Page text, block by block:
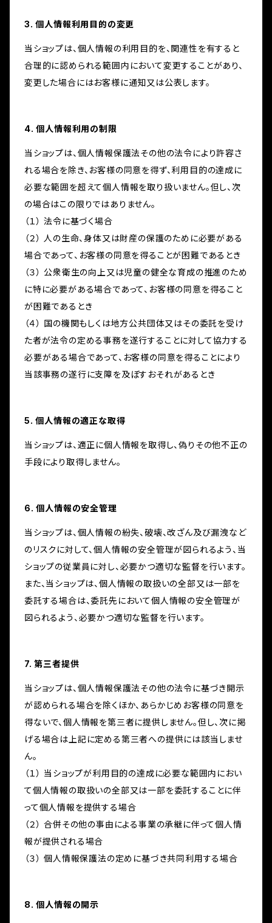
3. 個人情報利用目的の変更
当ショップは、個人情報の利用目的を、関連性を有すると
合理的に認められる範囲内において変更することがあり、
変更した場合にはお客様に通知又は公表します。
4. 個人情報利用の制限
当ショップは、個人情報保護法その他の法令により許容さ
れる場合を除き、お客様の同意を得ず、利用目的の達成に
必要な範囲を超えて個人情報を取り扱いません。但し、次
の場合はこの限りではありません。
（１） 法令に基づく場合
（２） 人の生命、身体又は財産の保護のために必要がある
場合であって、お客様の同意を得ることが困難であるとき
（３） 公衆衛生の向上又は児童の健全な育成の推進のため
に特に必要がある場合であって、お客様の同意を得ること
が困難であるとき
（４） 国の機関もしくは地方公共団体又はその委託を受け
た者が法令の定める事務を遂行することに対して協力する
必要がある場合であって、お客様の同意を得ることにより
当該事務の遂行に支障を及ぼすおそれがあるとき
5. 個人情報の適正な取得
当ショップは、適正に個人情報を取得し、偽りその他不正の
手段により取得しません。
6. 個人情報の安全管理
当ショップは、個人情報の紛失、破壊、改ざん及び漏洩など
のリスクに対して、個人情報の安全管理が図られるよう、当
ショップの従業員に対し、必要かつ適切な監督を行います。
また、当ショップは、個人情報の取扱いの全部又は一部を
委託する場合は、委託先において個人情報の安全管理が
図られるよう、必要かつ適切な監督を行います。
7. 第三者提供
当ショップは、個人情報保護法その他の法令に基づき開示
が認められる場合を除くほか、あらかじめお客様の同意を
得ないで、個人情報を第三者に提供しません。但し、次に掲
げる場合は上記に定める第三者への提供には該当しませ
ん。
（１） 当ショップが利用目的の達成に必要な範囲内におい
て個人情報の取扱いの全部又は一部を委託することに伴
って個人情報を提供する場合
（２） 合併その他の事由による事業の承継に伴って個人情
報が提供される場合
（３） 個人情報保護法の定めに基づき共同利用する場合
8. 個人情報の開示